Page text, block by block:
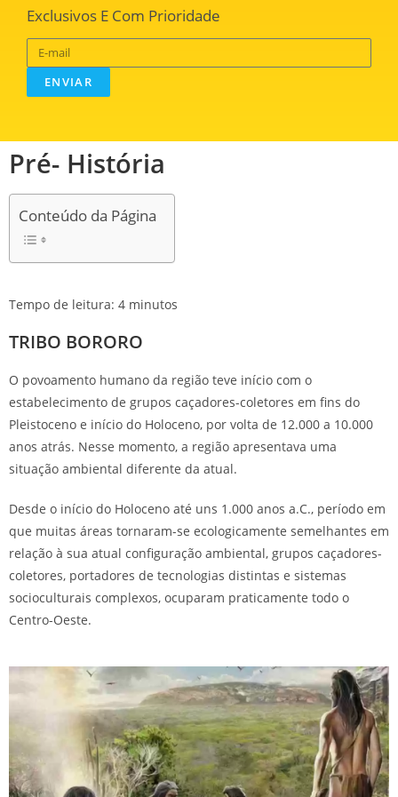
Exclusivos E Com Prioridade
ENVIAR
Pré- História
Conteúdo da Página
Tempo de leitura: 4 minutos
TRIBO BORORO
O povoamento humano da região teve início com o
estabelecimento de grupos caçadores-coletores em fins do
Pleistoceno e início do Holoceno, por volta de 12.000 a 10.000
anos atrás. Nesse momento, a região apresentava uma
situação ambiental diferente da atual.
Desde o início do Holoceno até uns 1.000 anos a.C., período em
que muitas áreas tornaram-se ecologicamente semelhantes em
relação à sua atual configuração ambiental, grupos caçadores-
coletores, portadores de tecnologias distintas e sistemas
socioculturais complexos, ocuparam praticamente todo o
Centro-Oeste.